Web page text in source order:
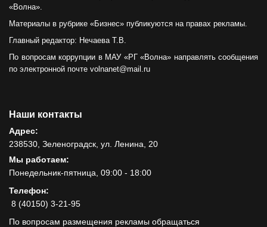
«Волна».
Материалы в рубрике «Бизнес» публикуются на правах рекламы.
Главный редактор: Нечаева Т.В.
По вопросам коррупции в МАУ «РГ «Волна» направлять сообщения
по электронной почте volnanet@mail.ru
Наши контакты
Адрес:
238530, Зеленоградск, ул. Ленина, 20
Мы работаем:
Понедельник-пятница, 09:00 - 18:00
Телефон:
8 (40150) 3-21-95
По вопросам размещения рекламы обращаться